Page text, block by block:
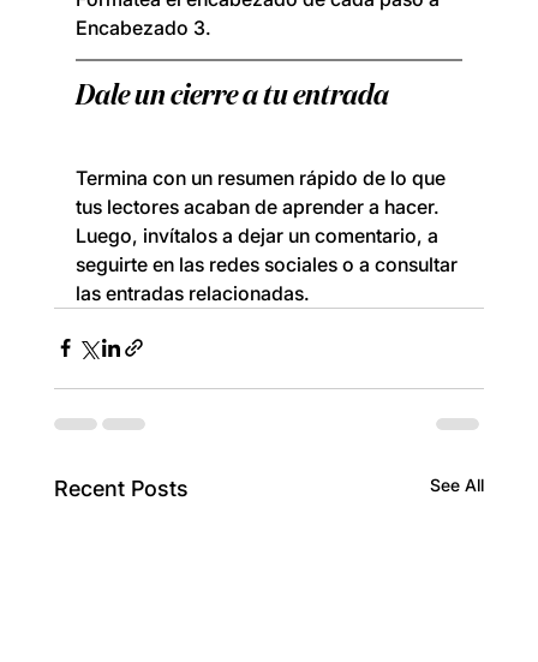
Encabezado 3.
Dale un cierre a tu entrada
Termina con un resumen rápido de lo que
tus lectores acaban de aprender a hacer.
Luego, invítalos a dejar un comentario, a
seguirte en las redes sociales o a consultar
las entradas relacionadas.
Recent Posts See All